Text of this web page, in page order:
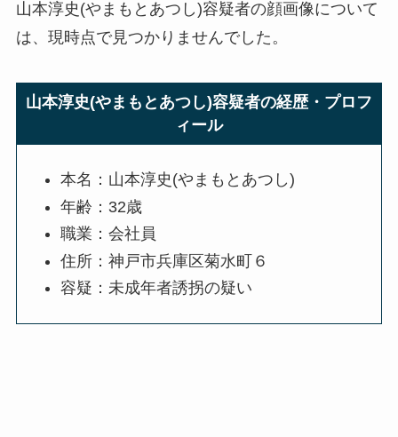
山本淳史(やまもとあつし)容疑者の顔画像について
は、現時点で見つかりませんでした。
山本淳史(やまもとあつし)容疑者の経歴・プロフ
ィール
本名：山本淳史(やまもとあつし)
年齢：32歳
職業：会社員
住所：神戸市兵庫区菊水町６
容疑：未成年者誘拐の疑い